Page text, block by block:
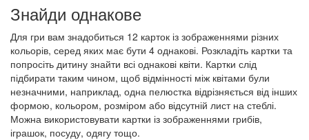
Знайди однакове
Для гри вам знадобиться 12 карток із зображеннями різних
кольорів, серед яких має бути 4 однакові. Розкладіть картки та
попросіть дитину знайти всі однакові квіти. Картки слід
підбирати таким чином, щоб відмінності між квітами були
незначними, наприклад, одна пелюстка відрізняється від інших
формою, кольором, розміром або відсутній лист на стеблі.
Можна використовувати картки із зображеннями грибів,
іграшок, посуду, одягу тощо.